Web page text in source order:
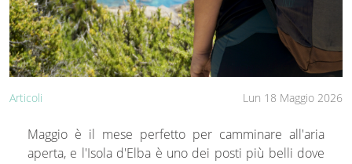
Lun 18 Maggio 2026
Articoli
Maggio è il mese perfetto per camminare all'aria
aperta, e l'Isola d'Elba è uno dei posti più belli dove